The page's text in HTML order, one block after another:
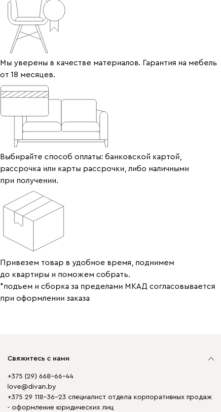
Мы уверены в качестве материалов. Гарантия на мебель
от 18 месяцев.
Выбирайте способ оплаты: банковской картой,
рассрочка или карты рассрочки, либо наличными
при получении.
Привезем товар в удобное время, поднимем
до квартиры и поможем собрать.
*подъем и сборка за пределами МКАД согласовывается
при оформлении заказа
Свяжитесь с нами
+375 (29) 668-66-44
love@divan.by
+375 29 118-36-23 специалист отдела корпоративных продаж
- оформление юридических лиц